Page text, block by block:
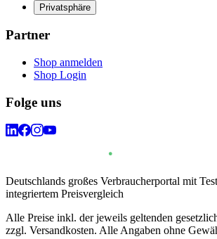
Privatsphäre
Partner
Shop anmelden
Shop Login
Folge uns
Deutschlands großes Verbraucherportal mit
integriertem Preisvergleich
Alle Preise inkl. der jeweils geltenden
zzgl. Versandkosten. Alle Angaben ohne